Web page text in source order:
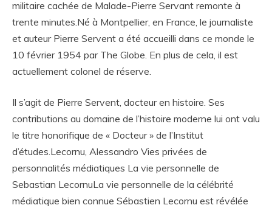
militaire cachée de Malade-Pierre Servant remonte à
trente minutes.Né à Montpellier, en France, le journaliste
et auteur Pierre Servent a été accueilli dans ce monde le
10 février 1954 par The Globe. En plus de cela, il est
actuellement colonel de réserve.
Il s’agit de Pierre Servent, docteur en histoire. Ses
contributions au domaine de l’histoire moderne lui ont valu
le titre honorifique de « Docteur » de l’Institut
d’études.Lecornu, Alessandro Vies privées de
personnalités médiatiques La vie personnelle de
Sebastian LecornuLa vie personnelle de la célébrité
médiatique bien connue Sébastien Lecornu est révélée